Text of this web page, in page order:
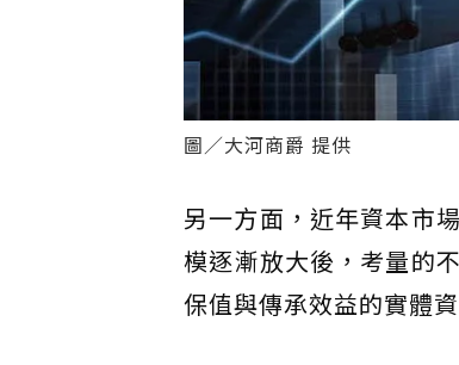
圖／大河商爵 提供
另一方面，近年資本市
模逐漸放大後，考量的
保值與傳承效益的實體資